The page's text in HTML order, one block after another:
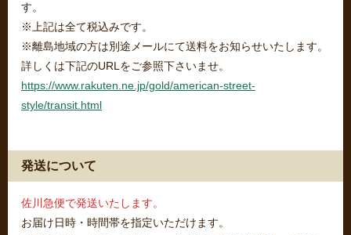
す。
※上記は全て税込みです。
※離島地域の方は別途メールにて送料をお知らせいたします。
詳しくは下記のURLをご参照下さいませ。
https://www.rakuten.ne.jp/gold/american-street-
style/transit.html
発送について
佐川急便で発送いたします。
お届け日時・時間帯を指定いただけます。